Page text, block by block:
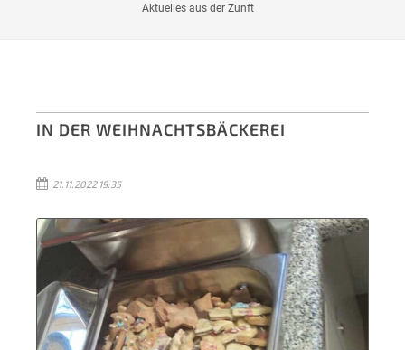
Aktuelles aus der Zunft
IN DER WEIHNACHTSBÄCKEREI
21.11.2022 19:35